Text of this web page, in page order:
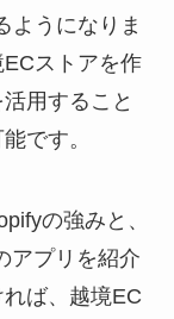
ようになりま
ストアを作
用すること
です。
の強みと、
アプリを紹介
ば、越境EC